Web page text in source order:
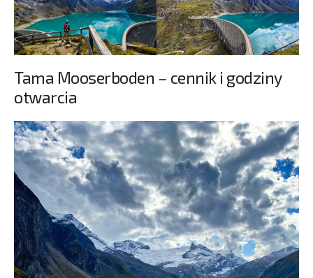
Tama Mooserboden – cennik i godziny
otwarcia